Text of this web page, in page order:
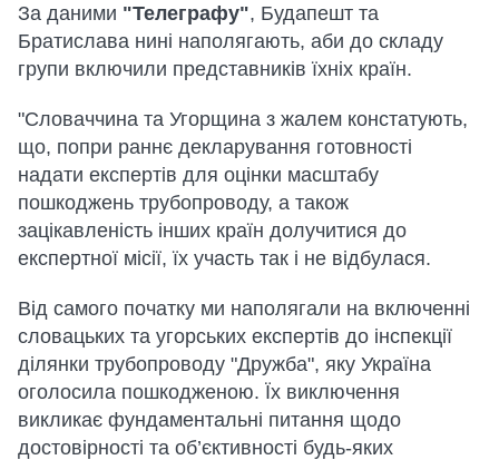
За даними "Телеграфу", Будапешт та
Братислава нині наполягають, аби до складу
групи включили представників їхніх країн.
"Словаччина та Угорщина з жалем констатують,
що, попри раннє декларування готовності
надати експертів для оцінки масштабу
пошкоджень трубопроводу, а також
зацікавленість інших країн долучитися до
експертної місії, їх участь так і не відбулася.
Від самого початку ми наполягали на включенні
словацьких та угорських експертів до інспекції
ділянки трубопроводу "Дружба", яку Україна
оголосила пошкодженою. Їх виключення
викликає фундаментальні питання щодо
достовірності та об’єктивності будь-яких